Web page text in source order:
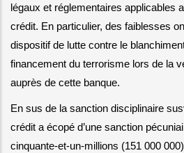
légaux et réglementaires applicables
crédit. En particulier, des faiblesses
dispositif de lutte contre le
financement du terrorisme lors de la
auprès de cette banque.
En sus de la sanction disciplinaire
crédit a écopé d’une sanction
cinquante-et-un-millions (151 000